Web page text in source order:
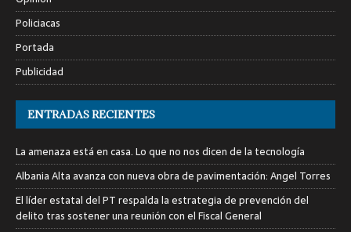
Policiacas
Portada
Publicidad
ENTRADAS RECIENTES
La amenaza está en casa. Lo que no nos dicen de la tecnología
Albania Alta avanza con nueva obra de pavimentación: Angel Torres
El líder estatal del PT respalda la estrategia de prevención del
delito tras sostener una reunión con el Fiscal General